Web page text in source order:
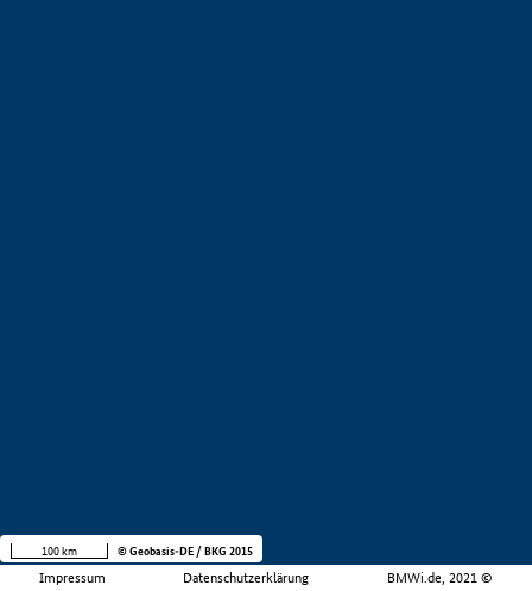
Impressum Datenschutzerklärung BMWi.de, 2021 ©
100 km © Geobasis-DE / BKG 2015